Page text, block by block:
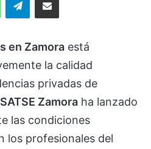
en Zamora está
la calidad
privadas de
SATSE Zamora ha lanzado
las condiciones
los profesionales del